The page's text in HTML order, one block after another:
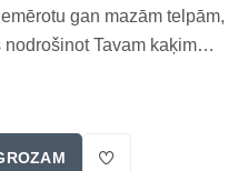
gan mazām telpām,
Tavam kaķim
rotaļām un